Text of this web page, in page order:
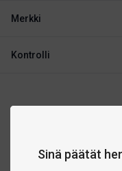
Sinä päätät
Merkki
Kontrolli